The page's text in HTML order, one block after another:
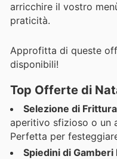
arricchire il vostro
praticità.
Approfitta di queste
disponibili!
Top Offerte di
Selezione di
aperitivo sfizioso o un
Perfetta per
Spiedini di Gamberi